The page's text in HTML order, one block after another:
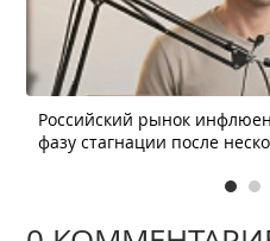
Российский рынок
фазу стагнации после